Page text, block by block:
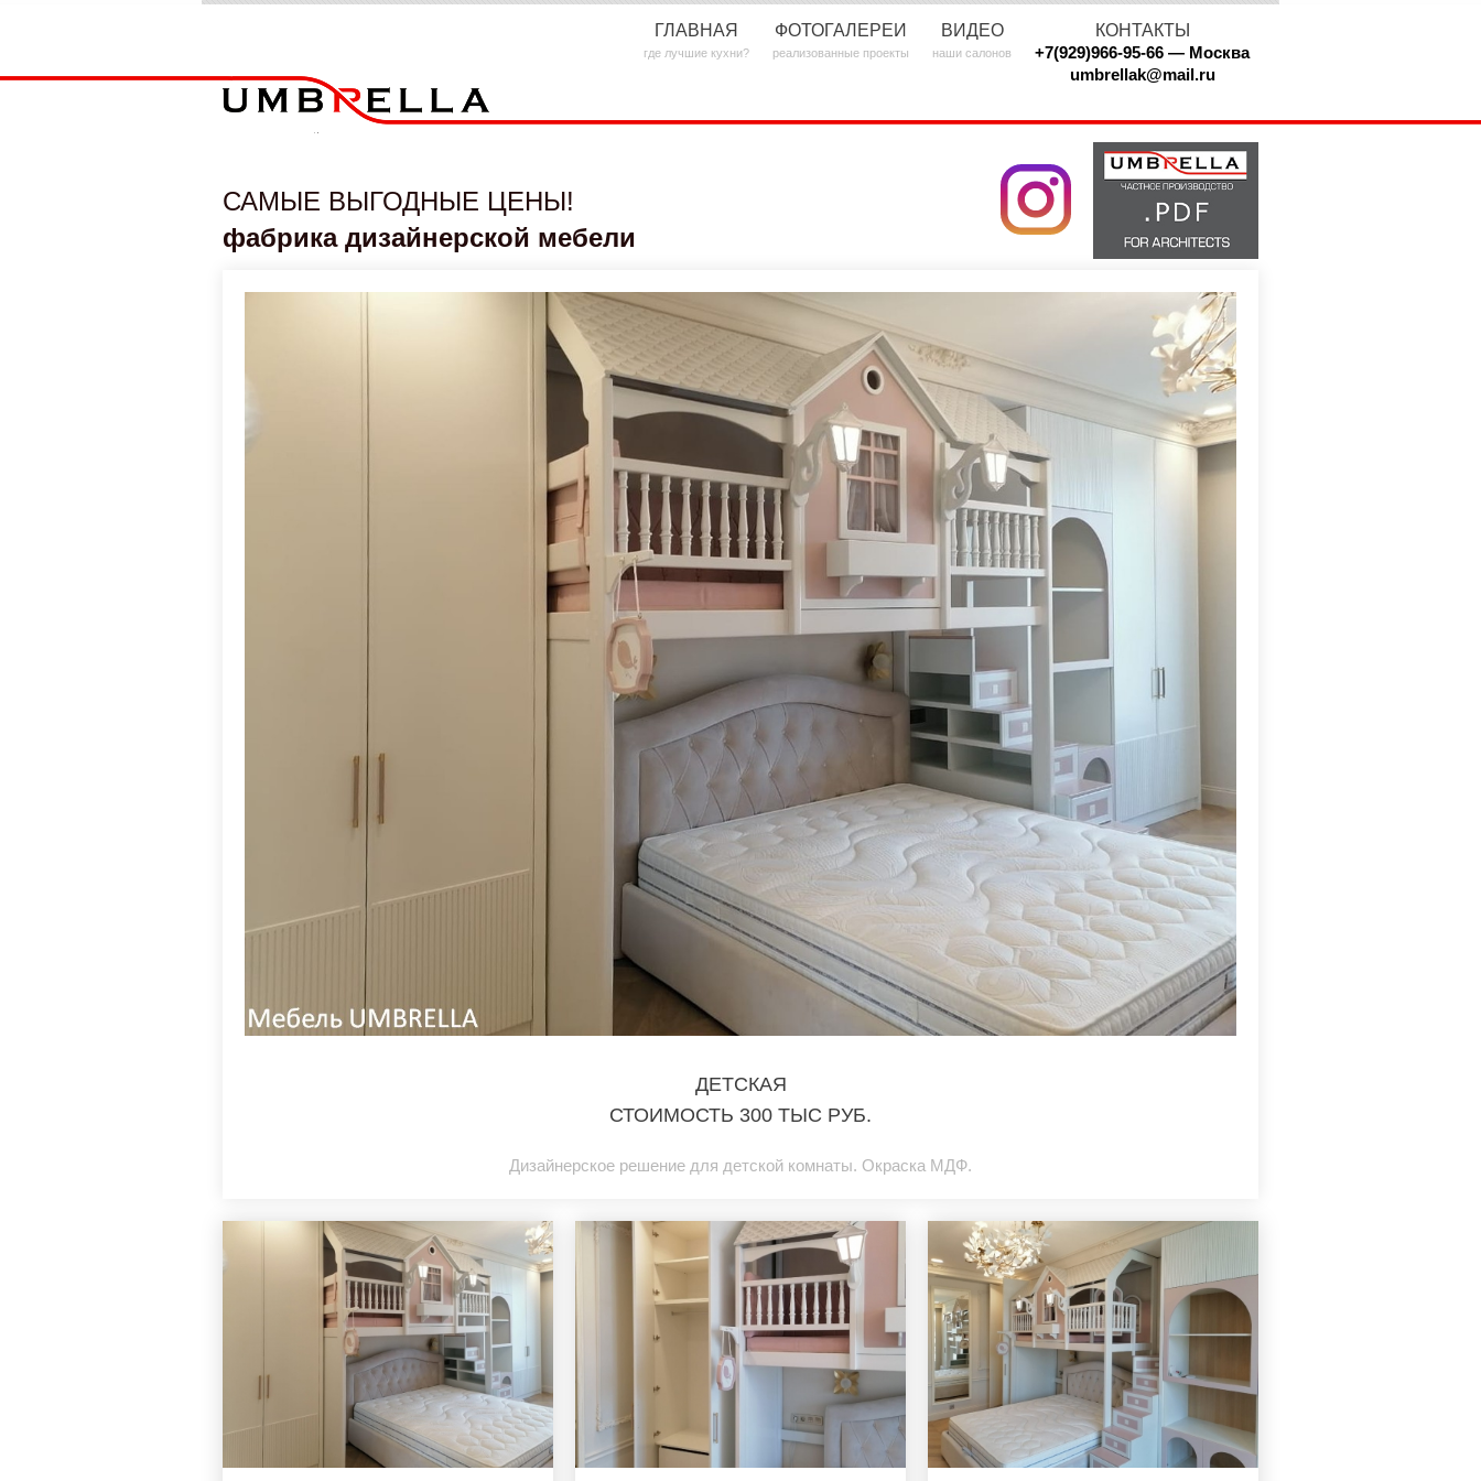
ГЛАВНАЯ
где лучшие кухни?
ФОТОГАЛЕРЕИ
реализованные проекты
ВИДЕО
наши салонов
КОНТАКТЫ
+7(929)966-95-66 — Москва
umbrellak@mail.ru
САМЫЕ ВЫГОДНЫЕ ЦЕНЫ!
фабрика дизайнерской мебели
ДЕТСКАЯ
СТОИМОСТЬ 300 ТЫС РУБ.
Дизайнерское решение для детской комнаты. Окраска МДФ.